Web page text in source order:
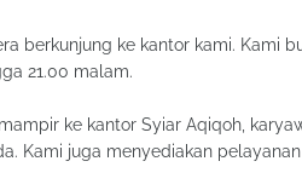
berkunjung ke kantor kami. Kami
21.00 malam.
ke kantor Syiar Aqiqoh,
Kami juga menyediakan